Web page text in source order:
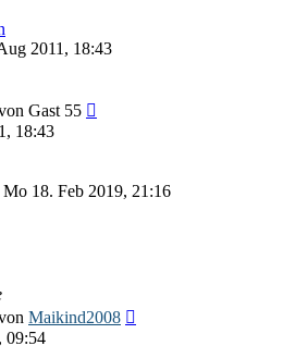
2011, 18:43
Gast 55
18:43
Mo 18. Feb 2019, 21:16
Maikind2008
09:54